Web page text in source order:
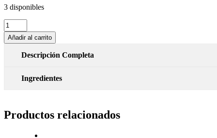
3 disponibles
ALICATE
PARA
UÑAS
CALA
cantidad
Añadir al carrito
Descripción Completa
Ingredientes
Productos relacionados